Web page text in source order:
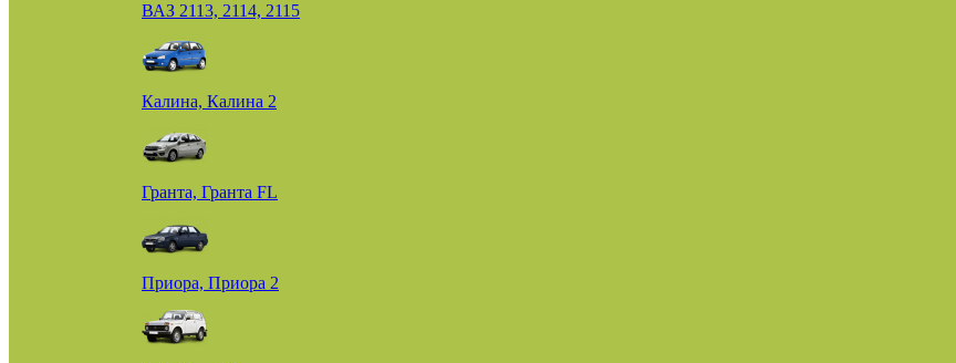
ВАЗ 2113, 2114, 2115
Калина, Калина 2
Гранта, Гранта FL
Приора, Приора 2